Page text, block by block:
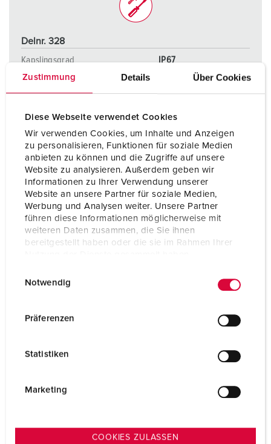
Zustimmung Details Über Cookies
Diese Webseite verwendet Cookies
Wir verwenden Cookies, um Inhalte und Anzeigen
zu personalisieren, Funktionen für soziale Medien
anbieten zu können und die Zugriffe auf unsere
Website zu analysieren. Außerdem geben wir
Informationen zu Ihrer Verwendung unserer
Website an unsere Partner für soziale Medien,
Werbung und Analysen weiter. Unsere Partner
führen diese Informationen möglicherweise mit
weiteren Daten zusammen, die Sie ihnen
bereitgestellt haben oder die sie im Rahmen Ihrer
Notwendig
Präferenzen
Statistiken
Marketing
COOKIES ZULASSEN
Delnr. 328
Kapslingsgrad
IP67
Volt 400 V
Tilkoblingsmåte skrukontakt
NAAR HET PRODUCT